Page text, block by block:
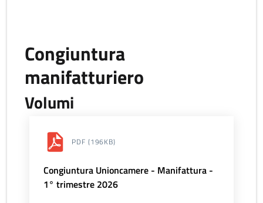
Congiuntura
manifatturiero
Volumi
PDF (196KB)
Congiuntura Unioncamere - Manifattura -
1° trimestre 2026